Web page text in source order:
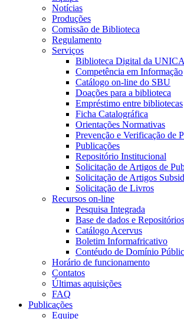
Notícias
Produções
Comissão de Biblioteca
Regulamento
Serviços
Biblioteca Digital da
Competência em Informação
Catálogo on-line do SBU
Doações para a biblioteca
Empréstimo entre bibliotecas
Ficha Catalográfica
Orientações Normativas
Prevenção e Verificação de
Publicações
Repositório Institucional
Solicitação de Artigos de
Solicitação de Artigos
Solicitação de Livros
Recursos on-line
Pesquisa Integrada
Base de dados e Repositórios
Catálogo Acervus
Boletim Informafricativo
Contéudo de Domínio
Horário de funcionamento
Contatos
Últimas aquisições
FAQ
Publicações
Equipe